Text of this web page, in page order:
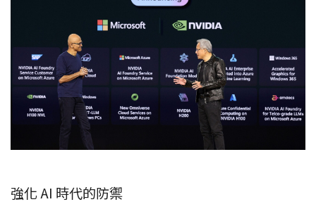
強化 AI 時代的防禦